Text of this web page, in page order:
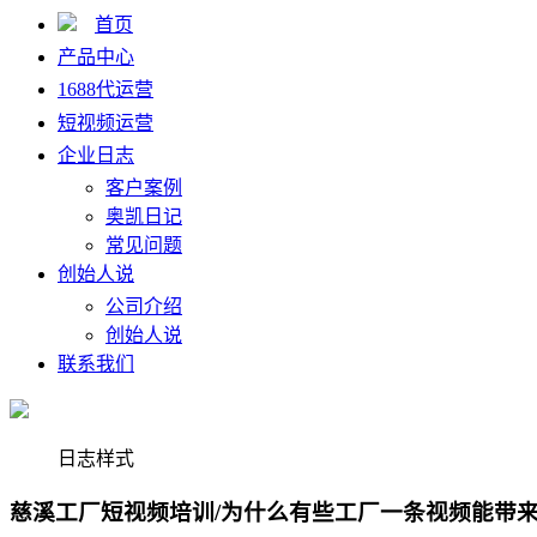
首页
产品中心
1688代运营
短视频运营
企业日志
客户案例
奥凯日记
常见问题
创始人说
公司介绍
创始人说
联系我们
日志样式
慈溪工厂短视频培训/为什么有些工厂一条视频能带